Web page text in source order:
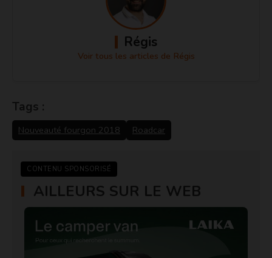
Régis
Voir tous les articles de Régis
Tags :
Nouveauté fourgon 2018 Roadcar
CONTENU SPONSORISÉ
AILLEURS SUR LE WEB